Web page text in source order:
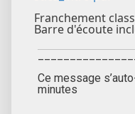
Franchement
Barre d'écoute
Ce message
minutes